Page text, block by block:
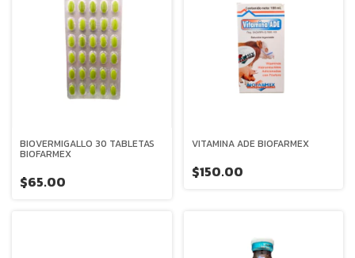
BIOVERMIGALLO 30 TABLETAS
BIOFARMEX
$65.00
VITAMINA ADE BIOFARMEX
$150.00